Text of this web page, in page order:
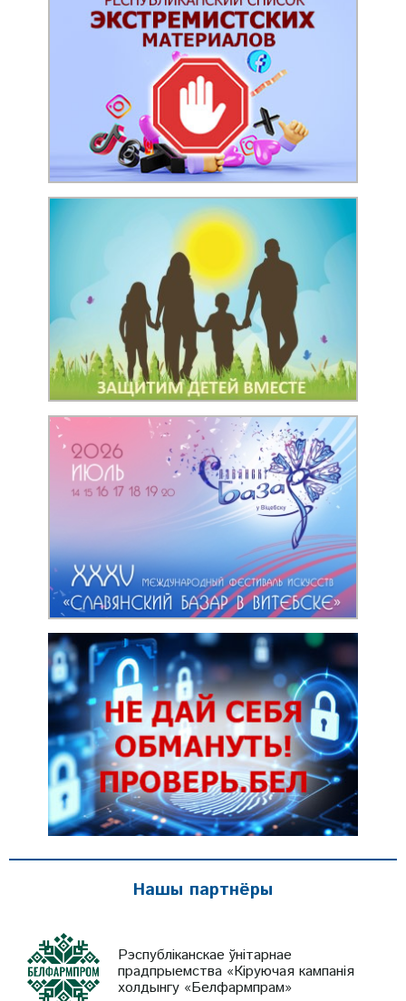
Нашы партнёры
Рэспубліканскае ўнітарнае
прадпрыемства «Кіруючая кампанія
холдынгу «Белфармпрам»